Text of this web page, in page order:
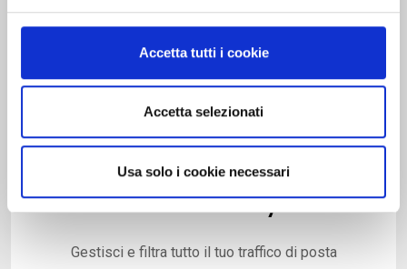
Accetta tutti i cookie
Accetta selezionati
Usa solo i cookie necessari
Email Security
Gestisci e filtra tutto il tuo traffico di posta